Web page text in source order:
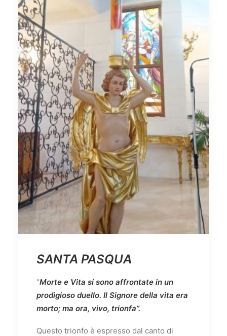
SANTA PASQUA
“Morte e Vita si sono affrontate in un
prodigioso duello. Il Signore della vita era
morto; ma ora, vivo, trionfa”.
Questo trionfo è espresso dal canto di